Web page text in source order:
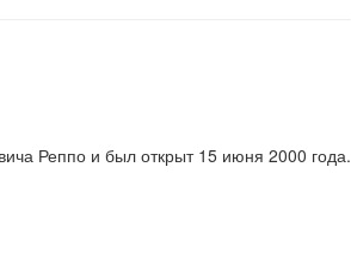
Реппо и был открыт 15 июня 2000 года.